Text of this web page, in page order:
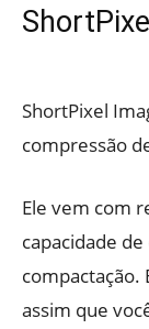
ShortPixel
ShortPixel
compressão
Ele vem com
capacidade
compactação.
assim que